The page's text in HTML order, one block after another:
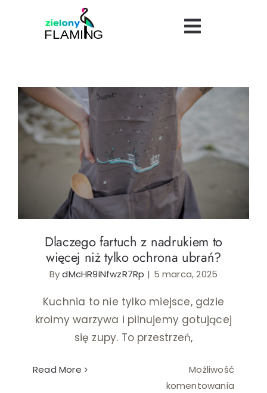
Toggle
Uroda
Turystyka
Logistyka
Dietetyka
Finanse
Wystrój wnętrz
Dlaczego fartuch z nadrukiem to więcej niż
tylko ochrona ubrań?
Dlaczego fartuch z nadrukiem to
więcej niż tylko ochrona ubrań?
BydMcHR9INfwzR7Rp | 5 marca, 2025
Kuchnia to nie tylko miejsce, gdzie
kroimy warzywa i pilnujemy gotującej
się zupy. To przestrzeń,
Read More
Możliwość
komentowania